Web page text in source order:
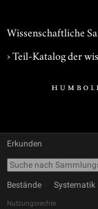
Wissenschaftliche
› Teil-Katalog der
Erkunden
Bestände Systematik
Nutzungsrechte